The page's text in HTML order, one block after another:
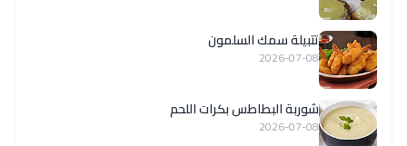
تتبيلة سمك السلمون
2026-07-08
شوربة البطاطس بكرات اللحم
2026-07-08